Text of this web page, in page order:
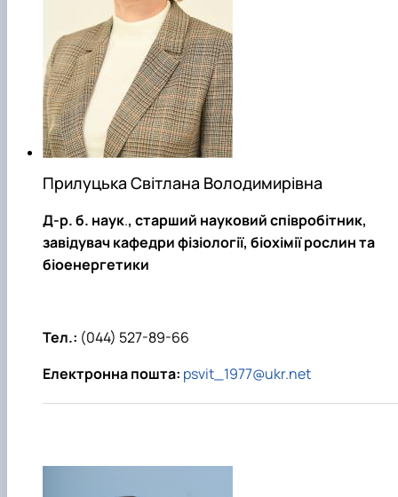
Прилуцька Світлана Володимирівна
Д-р. б. наук., старший науковий співробітник,
завідувач кафедри фізіології, біохімії рослин та
біоенергетики
Тел.: (044) 527-89-66
Електронна пошта: psvit_1977@ukr.net